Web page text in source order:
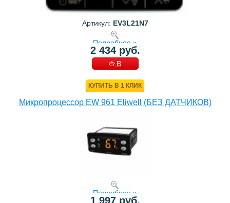
Артикул: EV3L21N7
Подробнее »
2 434 руб.
В
КУПИТЬ В 1 КЛИК
Микропроцессор EW 961 Eliwell (БЕЗ ДАТЧИКОВ)
Подробнее »
1 997 руб.